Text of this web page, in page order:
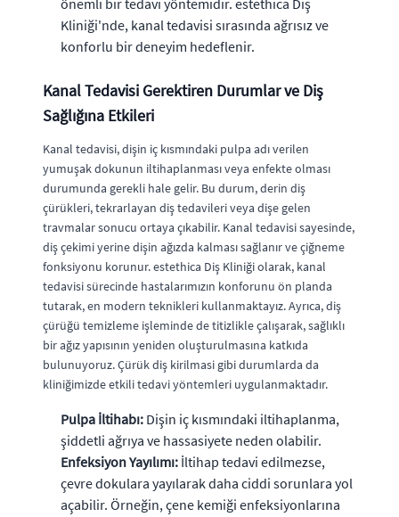
Kliniği'nde, kanal tedavisi sırasında ağrısız ve
konforlu bir deneyim hedeflenir.
Kanal Tedavisi Gerektiren Durumlar ve Diş
Sağlığına Etkileri
Kanal tedavisi, dişin iç kısmındaki pulpa adı verilen
yumuşak dokunun iltihaplanması veya enfekte olması
durumunda gerekli hale gelir. Bu durum, derin diş
çürükleri, tekrarlayan diş tedavileri veya dişe gelen
travmalar sonucu ortaya çıkabilir. Kanal tedavisi sayesinde,
diş çekimi yerine dişin ağızda kalması sağlanır ve çiğneme
fonksiyonu korunur. estethica Diş Kliniği olarak, kanal
tedavisi sürecinde hastalarımızın konforunu ön planda
tutarak, en modern teknikleri kullanmaktayız. Ayrıca, diş
çürüğü temizleme işleminde de titizlikle çalışarak, sağlıklı
bir ağız yapısının yeniden oluşturulmasına katkıda
bulunuyoruz. Çürük diş kirilmasi gibi durumlarda da
kliniğimizde etkili tedavi yöntemleri uygulanmaktadır.
Pulpa İltihabı: Dişin iç kısmındaki iltihaplanma,
şiddetli ağrıya ve hassasiyete neden olabilir.
Enfeksiyon Yayılımı: İltihap tedavi edilmezse,
çevre dokulara yayılarak daha ciddi sorunlara yol
açabilir. Örneğin, çene kemiği enfeksiyonlarına